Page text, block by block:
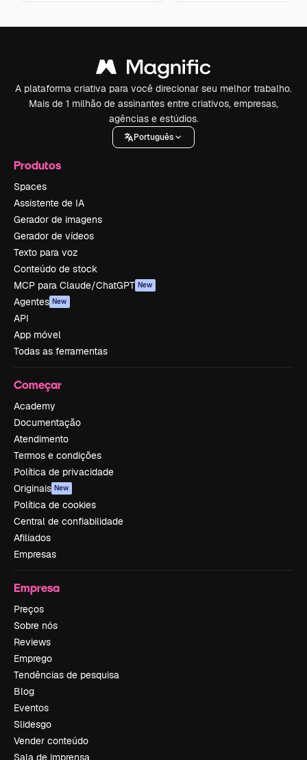
A plataforma criativa para você direcionar seu melhor trabalho.
Mais de 1 milhão de assinantes entre criativos, empresas,
agências e estúdios.
Português
Produtos
Spaces
Assistente de IA
Gerador de imagens
Gerador de vídeos
Texto para voz
Conteúdo de stock
MCP para Claude/ChatGPT New
Agentes New
API
App móvel
Todas as ferramentas
Começar
Academy
Documentação
Atendimento
Termos e condições
Política de privacidade
Originais New
Política de cookies
Central de confiabilidade
Afiliados
Empresas
Empresa
Preços
Sobre nós
Reviews
Emprego
Tendências de pesquisa
Blog
Eventos
Slidesgo
Vender conteúdo
Sala de imprensa